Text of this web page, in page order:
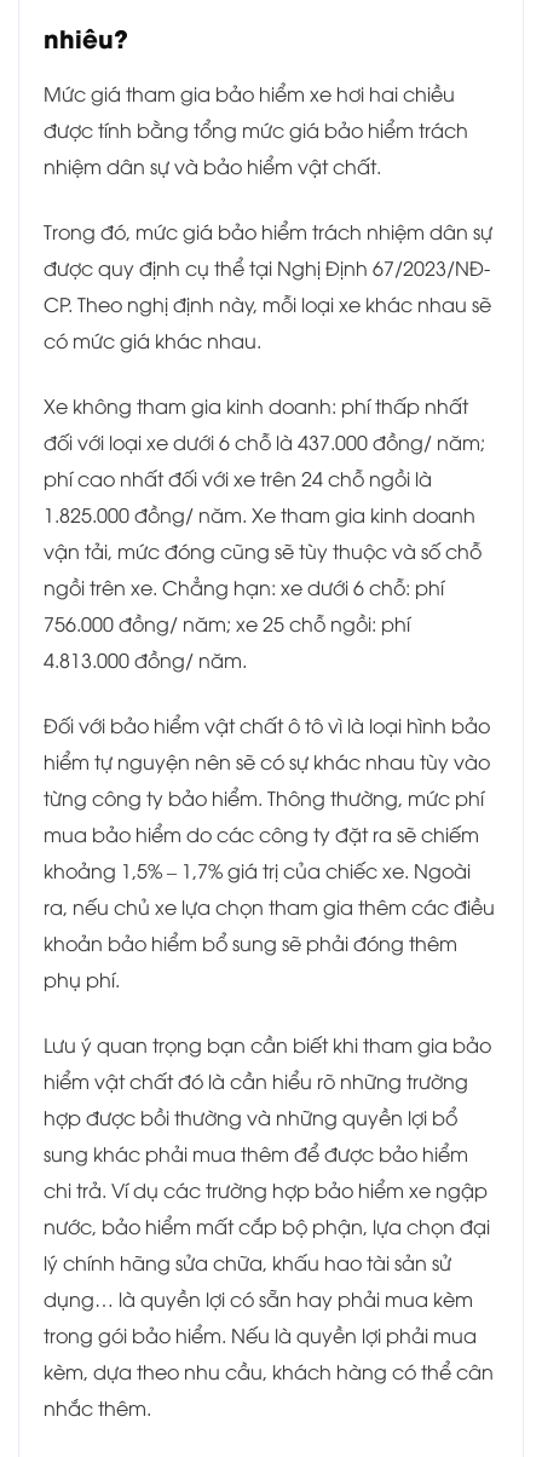
nhiêu?
Mức giá tham gia bảo hiểm xe hơi hai chiều
được tính bằng tổng mức giá bảo hiểm trách
nhiệm dân sự và bảo hiểm vật chất.
Trong đó, mức giá bảo hiểm trách nhiệm dân sự
được quy định cụ thể tại Nghị Định 67/2023/NĐ-
CP. Theo nghị định này, mỗi loại xe khác nhau sẽ
có mức giá khác nhau.
Xe không tham gia kinh doanh: phí thấp nhất
đối với loại xe dưới 6 chỗ là 437.000 đồng/ năm;
phí cao nhất đối với xe trên 24 chỗ ngồi là
1.825.000 đồng/ năm. Xe tham gia kinh doanh
vận tải, mức đóng cũng sẽ tùy thuộc và số chỗ
ngồi trên xe. Chẳng hạn: xe dưới 6 chỗ: phí
756.000 đồng/ năm; xe 25 chỗ ngồi: phí
4.813.000 đồng/ năm.
Đối với bảo hiểm vật chất ô tô vì là loại hình bảo
hiểm tự nguyện nên sẽ có sự khác nhau tùy vào
từng công ty bảo hiểm. Thông thường, mức phí
mua bảo hiểm do các công ty đặt ra sẽ chiếm
khoảng 1,5% – 1,7% giá trị của chiếc xe. Ngoài
ra, nếu chủ xe lựa chọn tham gia thêm các điều
khoản bảo hiểm bổ sung sẽ phải đóng thêm
phụ phí.
Lưu ý quan trọng bạn cần biết khi tham gia bảo
hiểm vật chất đó là cần hiểu rõ những trường
hợp được bồi thường và những quyền lợi bổ
sung khác phải mua thêm để được bảo hiểm
chi trả. Ví dụ các trường hợp bảo hiểm xe ngập
nước, bảo hiểm mất cắp bộ phận, lựa chọn đại
lý chính hãng sửa chữa, khấu hao tài sản sử
dụng… là quyền lợi có sẵn hay phải mua kèm
trong gói bảo hiểm. Nếu là quyền lợi phải mua
kèm, dựa theo nhu cầu, khách hàng có thể cân
nhắc thêm.